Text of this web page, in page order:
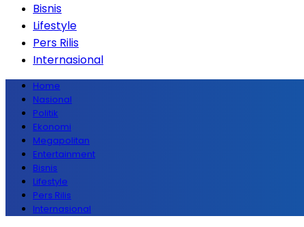
Bisnis
Lifestyle
Pers Rilis
Internasional
Home
Nasional
Politik
Ekonomi
Megapolitan
Entertainment
Bisnis
Lifestyle
Pers Rilis
Internasional